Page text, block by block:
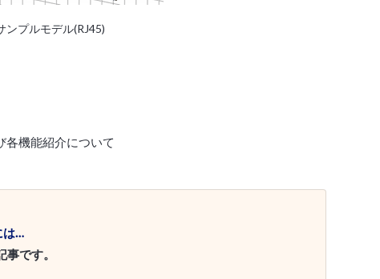
ンプルモデル(RJ45)
各機能紹介について
は…
です。